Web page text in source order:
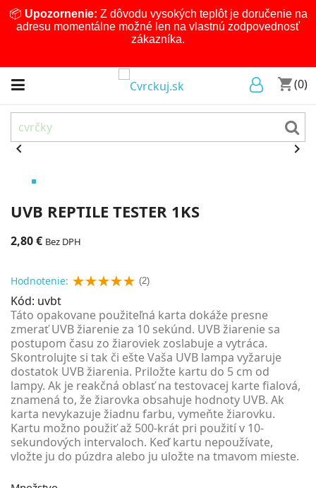
📦 Upozornenie: Z dôvodu vysokých teplôt je doručenie na
adresu momentálne možné len na vlastnú zodpovednosť
zákazníka.
shopping_cart(0)
 
UVB REPTILE TESTER 1KS
2,80 € Bez DPH
Hodnotenie: (2)
Kód: uvbt
Táto opakovane použiteľná karta dokáže presne
zmerať UVB žiarenie za 10 sekúnd. UVB žiarenie sa
postupom času zo žiaroviek zoslabuje a vytráca.
Skontrolujte si tak či ešte Vaša UVB lampa vyžaruje
dostatok UVB žiarenia. Priložte kartu do 5 cm od
lampy. Ak je reakčná oblasť na testovacej karte fialová,
znamená to, že žiarovka obsahuje hodnoty UVB. Ak
karta nevykazuje žiadnu farbu, vymeňte žiarovku.
Kartu možno použiť až 500-krát pri použití v 10-
sekundových intervaloch. Keď kartu nepoužívate,
vložte ju do púzdra alebo ju uložte na tmavom mieste.